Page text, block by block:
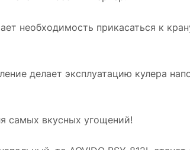
необходимость прикасаться к
делает эксплуатацию кулера
вкусных угощений!